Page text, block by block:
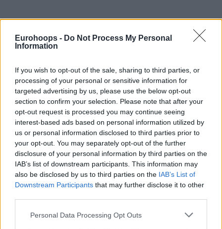
Eurohoops - Do Not Process My Personal
Information
If you wish to opt-out of the sale, sharing to third parties, or
processing of your personal or sensitive information for
targeted advertising by us, please use the below opt-out
section to confirm your selection. Please note that after your
opt-out request is processed you may continue seeing
interest-based ads based on personal information utilized by
us or personal information disclosed to third parties prior to
your opt-out. You may separately opt-out of the further
disclosure of your personal information by third parties on the
IAB’s list of downstream participants. This information may
also be disclosed by us to third parties on the IAB’s List of
Downstream Participants that may further disclose it to other
Please note that this website/app uses one or more Google
Personal Data Processing Opt Outs